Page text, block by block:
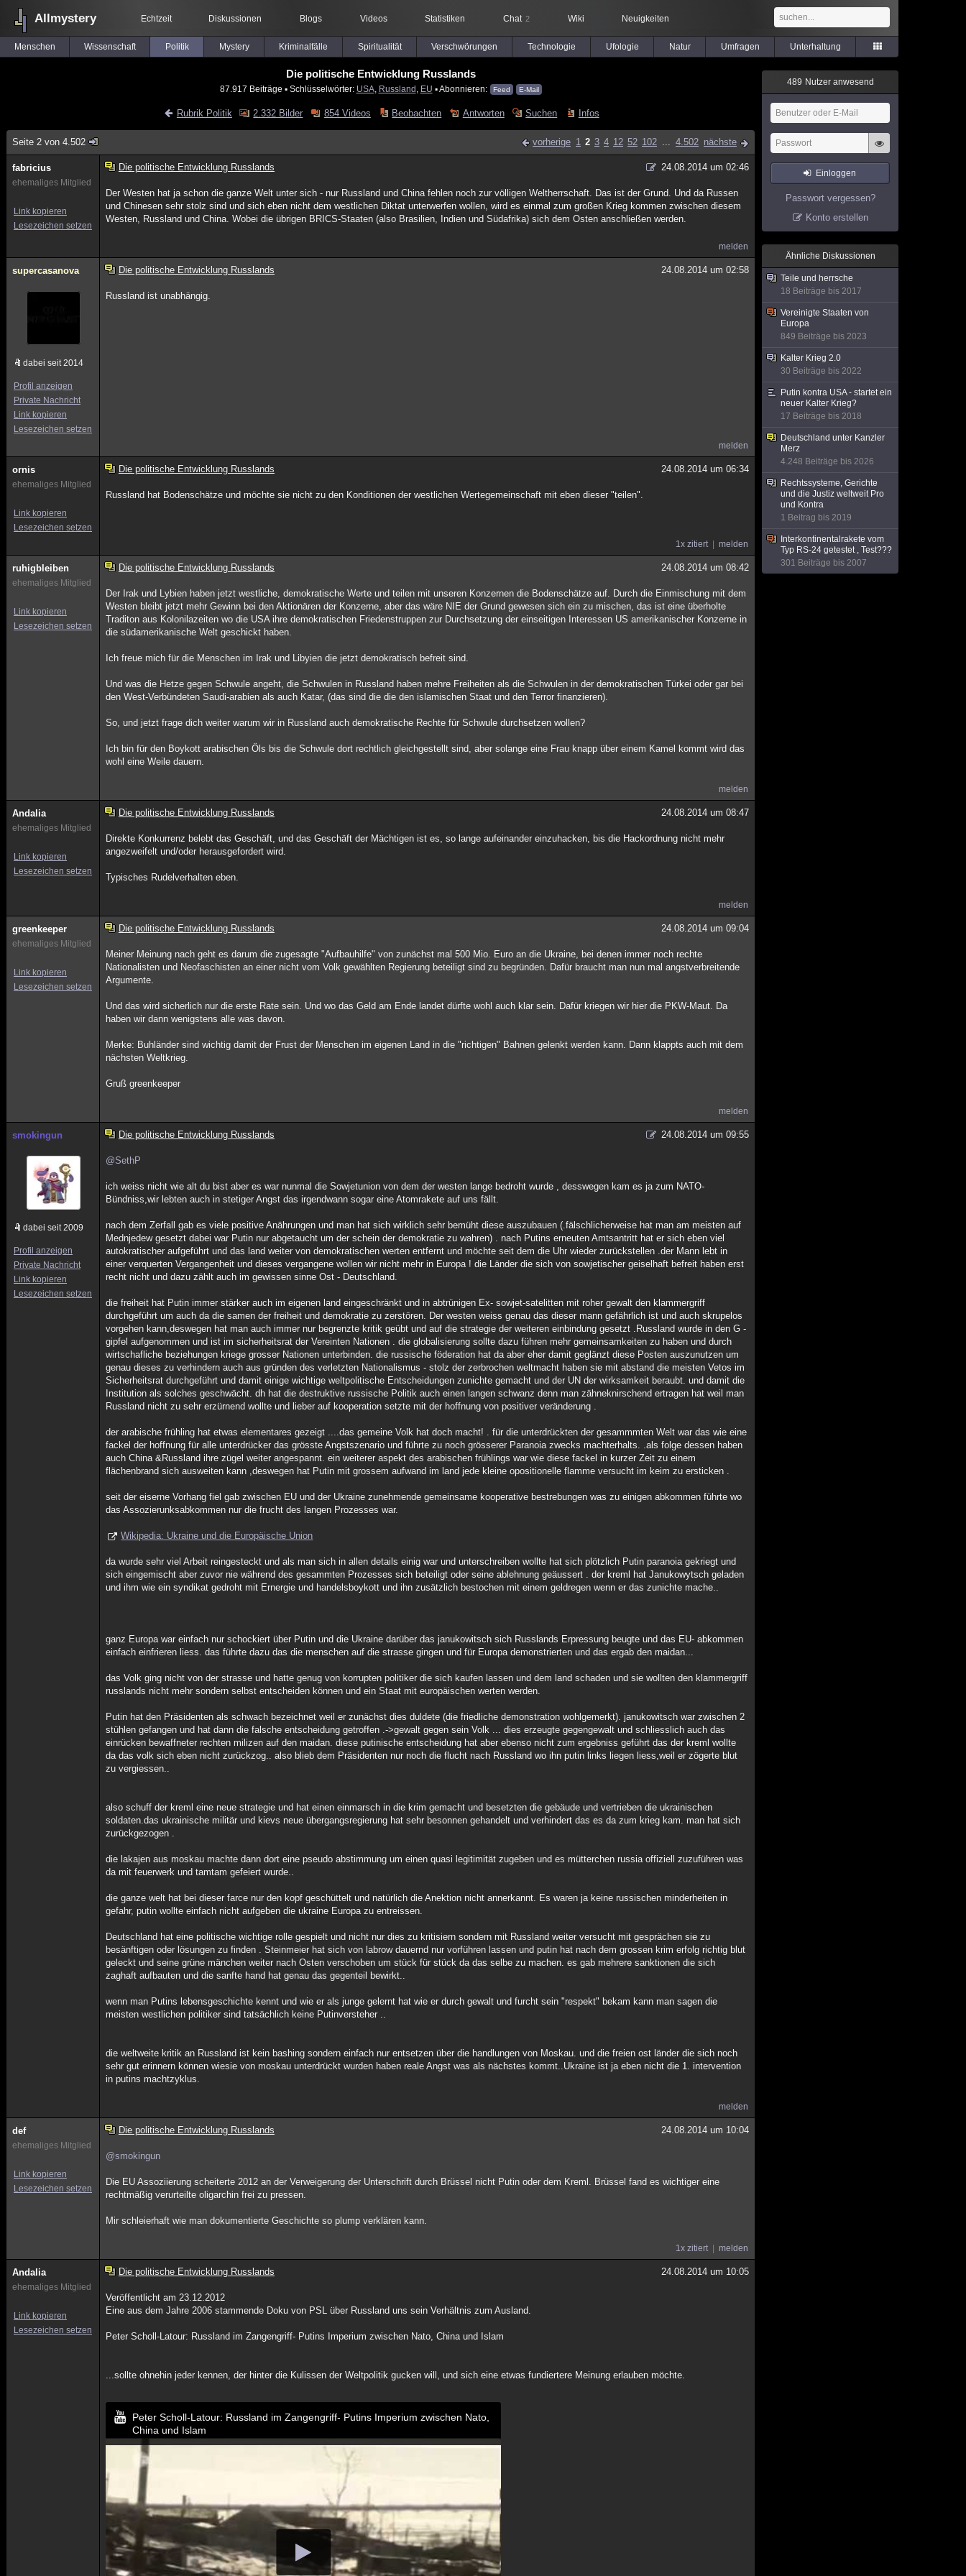
Allmystery Echtzeit Diskussionen Blogs Videos Statistiken Chat 2 Wiki Neuigkeiten
Menschen Wissenschaft Politik Mystery Kriminalfälle Spiritualität Verschwörungen Technologie Ufologie Natur Umfragen Unterhaltung
Die politische Entwicklung Russlands
87.917 Beiträge ▪ Schlüsselwörter: USA, Russland EU ▪ Abonnieren: Feed E-Mail
Rubrik Politik 2.332 Bilder 854 Videos Beobachten Antworten Suchen Infos
Seite 2 von 4.502 vorherige 1 2 3 4 12 52 102 ... 4.502 nächste
fabricius
ehemaliges Mitglied
Link kopieren
Lesezeichen setzen
Die politische Entwicklung Russlands 24.08.2014 um 02:46
Der Westen hat ja schon die ganze Welt unter sich - nur Russland und China fehlen noch zur völligen Weltherrschaft. Das ist der Grund. Und da Russen
und Chinesen sehr stolz sind und sich eben nicht dem westlichen Diktat unterwerfen wollen, wird es einmal zum großen Krieg kommen zwischen diesem
Westen, Russland und China. Wobei die übrigen BRICS-Staaten (also Brasilien, Indien und Südafrika) sich dem Osten anschließen werden.
melden
supercasanova
dabei seit 2014
Profil anzeigen
Private Nachricht
Link kopieren
Lesezeichen setzen
Die politische Entwicklung Russlands 24.08.2014 um 02:58
Russland ist unabhängig.
melden
ornis
ehemaliges Mitglied
Link kopieren
Lesezeichen setzen
Die politische Entwicklung Russlands 24.08.2014 um 06:34
Russland hat Bodenschätze und möchte sie nicht zu den Konditionen der westlichen Wertegemeinschaft mit eben dieser "teilen".
1x zitiert melden
ruhigbleiben
ehemaliges Mitglied
Link kopieren
Lesezeichen setzen
Die politische Entwicklung Russlands 24.08.2014 um 08:42
Der Irak und Lybien haben jetzt westliche, demokratische Werte und teilen mit unseren Konzernen die Bodenschätze auf. Durch die Einmischung mit dem
Westen bleibt jetzt mehr Gewinn bei den Aktionären der Konzerne, aber das wäre NIE der Grund gewesen sich ein zu mischen, das ist eine überholte
Traditon aus Kolonilazeiten wo die USA ihre demokratischen Friedenstruppen zur Durchsetzung der einseitigen Interessen US amerikanischer Konzerne in
die südamerikanische Welt geschickt haben.
Ich freue mich für die Menschen im Irak und Libyien die jetzt demokratisch befreit sind.
Und was die Hetze gegen Schwule angeht, die Schwulen in Russland haben mehre Freiheiten als die Schwulen in der demokratischen Türkei oder gar bei
den West-Verbündeten Saudi-arabien als auch Katar, (das sind die die den islamischen Staat und den Terror finanzieren).
So, und jetzt frage dich weiter warum wir in Russland auch demokratische Rechte für Schwule durchsetzen wollen?
Ich bin für den Boykott arabischen Öls bis die Schwule dort rechtlich gleichgestellt sind, aber solange eine Frau knapp über einem Kamel kommt wird das
wohl eine Weile dauern.
melden
Andalia
ehemaliges Mitglied
Link kopieren
Lesezeichen setzen
Die politische Entwicklung Russlands 24.08.2014 um 08:47
Direkte Konkurrenz belebt das Geschäft, und das Geschäft der Mächtigen ist es, so lange aufeinander einzuhacken, bis die Hackordnung nicht mehr
angezweifelt und/oder herausgefordert wird.
Typisches Rudelverhalten eben.
melden
greenkeeper
ehemaliges Mitglied
Link kopieren
Lesezeichen setzen
Die politische Entwicklung Russlands 24.08.2014 um 09:04
Meiner Meinung nach geht es darum die zugesagte "Aufbauhilfe" von zunächst mal 500 Mio. Euro an die Ukraine, bei denen immer noch rechte
Nationalisten und Neofaschisten an einer nicht vom Volk gewählten Regierung beteiligt sind zu begründen. Dafür braucht man nun mal angstverbreitende
Argumente.
Und das wird sicherlich nur die erste Rate sein. Und wo das Geld am Ende landet dürfte wohl auch klar sein. Dafür kriegen wir hier die PKW-Maut. Da
haben wir dann wenigstens alle was davon.
Merke: Buhländer sind wichtig damit der Frust der Menschen im eigenen Land in die "richtigen" Bahnen gelenkt werden kann. Dann klappts auch mit dem
nächsten Weltkrieg.
Gruß greenkeeper
melden
smokingun
dabei seit 2009
Profil anzeigen
Private Nachricht
Link kopieren
Lesezeichen setzen
Die politische Entwicklung Russlands 24.08.2014 um 09:55
@SethP
ich weiss nicht wie alt du bist aber es war nunmal die Sowjetunion von dem der westen lange bedroht wurde , desswegen kam es ja zum NATO-
Bündniss,wir lebten auch in stetiger Angst das irgendwann sogar eine Atomrakete auf uns fällt.
nach dem Zerfall gab es viele positive Anährungen und man hat sich wirklich sehr bemüht diese auszubauen (.fälschlicherweise hat man am meisten auf
Mednjedew gesetzt dabei war Putin nur abgetaucht um der schein der demokratie zu wahren) . nach Putins erneuten Amtsantritt hat er sich eben viel
autokratischer aufgeführt und das land weiter von demokratischen werten entfernt und möchte seit dem die Uhr wieder zurückstellen .der Mann lebt in
einer verquerten Vergangenheit und dieses vergangene wollen wir nicht mehr in Europa ! die Länder die sich von sowjetischer geiselhaft befreit haben erst
recht nicht und dazu zählt auch im gewissen sinne Ost - Deutschland.
die freiheit hat Putin immer stärker auch im eigenen land eingeschränkt und in abtrünigen Ex- sowjet-satelitten mit roher gewalt den klammergriff
durchgeführt um auch da die samen der freiheit und demokratie zu zerstören. Der westen weiss genau das dieser mann gefährlich ist und auch skrupelos
vorgehen kann,deswegen hat man auch immer nur begrenzte kritik geübt und auf die strategie der weiteren einbindung gesetzt .Russland wurde in den G -
gipfel aufgenommen und ist im sicherheitsrat der Vereinten Nationen . die globalisierung sollte dazu führen mehr gemeinsamkeiten zu haben und durch
wirtschafliche beziehungen kriege grosser Nationen unterbinden. die russische föderation hat da aber eher damit geglänzt diese Posten auszunutzen um
genau dieses zu verhindern auch aus gründen des verletzten Nationalismus - stolz der zerbrochen weltmacht haben sie mit abstand die meisten Vetos im
Sicherheitsrat durchgeführt und damit einige wichtige weltpolitische Entscheidungen zunichte gemacht und der UN der wirksamkeit beraubt. und damit die
Institution als solches geschwächt. dh hat die destruktive russische Politik auch einen langen schwanz denn man zähneknirschend ertragen hat weil man
Russland nicht zu sehr erzürnend wollte und lieber auf kooperation setzte mit der hoffnung von positiver veränderung .
der arabische frühling hat etwas elementares gezeigt ....das gemeine Volk hat doch macht! . für die unterdrückten der gesammmten Welt war das wie eine
fackel der hoffnung für alle unterdrücker das grösste Angstszenario und führte zu noch grösserer Paranoia zwecks machterhalts. .als folge dessen haben
auch China &Russland ihre zügel weiter angespannt. ein weiterer aspekt des arabischen frühlings war wie diese fackel in kurzer Zeit zu einem
flächenbrand sich ausweiten kann ,deswegen hat Putin mit grossem aufwand im land jede kleine opositionelle flamme versucht im keim zu ersticken .
seit der eiserne Vorhang fiel gab zwischen EU und der Ukraine zunehmende gemeinsame kooperative bestrebungen was zu einigen abkommen führte wo
das Assozierunksabkommen nur die frucht des langen Prozesses war.
Wikipedia: Ukraine und die Europäische Union
da wurde sehr viel Arbeit reingesteckt und als man sich in allen details einig war und unterschreiben wollte hat sich plötzlich Putin paranoia gekriegt und
sich eingemischt aber zuvor nie während des gesammten Prozesses sich beteiligt oder seine ablehnung geäussert . der kreml hat Janukowytsch geladen
und ihm wie ein syndikat gedroht mit Ernergie und handelsboykott und ihn zusätzlich bestochen mit einem geldregen wenn er das zunichte mache..
ganz Europa war einfach nur schockiert über Putin und die Ukraine darüber das janukowitsch sich Russlands Erpressung beugte und das EU- abkommen
einfach einfrieren liess. das führte dazu das die menschen auf die strasse gingen und für Europa demonstrierten und das ergab den maidan...
das Volk ging nicht von der strasse und hatte genug von korrupten politiker die sich kaufen lassen und dem land schaden und sie wollten den klammergriff
russlands nicht mehr sondern selbst entscheiden können und ein Staat mit europäischen werten werden.
Putin hat den Präsidenten als schwach bezeichnet weil er zunächst dies duldete (die friedliche demonstration wohlgemerkt). janukowitsch war zwischen 2
stühlen gefangen und hat dann die falsche entscheidung getroffen .->gewalt gegen sein Volk ... dies erzeugte gegengewalt und schliesslich auch das
einrücken bewaffneter rechten milizen auf den maidan. diese putinische entscheidung hat aber ebenso nicht zum ergebniss geführt das der kreml wollte
da das volk sich eben nicht zurückzog.. also blieb dem Präsidenten nur noch die flucht nach Russland wo ihn putin links liegen liess,weil er zögerte blut
zu vergiessen..
also schuff der kreml eine neue strategie und hat einen einmarsch in die krim gemacht und besetzten die gebäude und vertrieben die ukrainischen
soldaten.das ukrainische militär und kievs neue übergangsregierung hat sehr besonnen gehandelt und verhindert das es da zum krieg kam. man hat sich
zurückgezogen .
die lakajen aus moskau machte dann dort eine pseudo abstimmung um einen quasi legitimität zugeben und es mütterchen russia offiziell zuzuführen was
da mit feuerwerk und tamtam gefeiert wurde..
die ganze welt hat bei dieser farce nur den kopf geschüttelt und natürlich die Anektion nicht annerkannt. Es waren ja keine russischen minderheiten in
gefahr, putin wollte einfach nicht aufgeben die ukraine Europa zu entreissen.
Deutschland hat eine politische wichtige rolle gespielt und nicht nur dies zu kritisiern sondern mit Russland weiter versucht mit gesprächen sie zu
besänftigen oder lösungen zu finden . Steinmeier hat sich von labrow dauernd nur vorführen lassen und putin hat nach dem grossen krim erfolg richtig blut
geleckt und seine grüne mänchen weiter nach Osten verschoben um stück für stück da das selbe zu machen. es gab mehrere sanktionen die sich
zaghaft aufbauten und die sanfte hand hat genau das gegenteil bewirkt..
wenn man Putins lebensgeschichte kennt und wie er als junge gelernt hat wie er durch gewalt und furcht sein "respekt" bekam kann man sagen die
meisten westlichen politiker sind tatsächlich keine Putinversteher ..
die weltweite kritik an Russland ist kein bashing sondern einfach nur entsetzen über die handlungen von Moskau. und die freien ost länder die sich noch
sehr gut erinnern können wiesie von moskau unterdrückt wurden haben reale Angst was als nächstes kommt..Ukraine ist ja eben nicht die 1. intervention
in putins machtzyklus.
melden
def
ehemaliges Mitglied
Link kopieren
Lesezeichen setzen
Die politische Entwicklung Russlands 24.08.2014 um 10:04
@smokingun
Die EU Assoziierung scheiterte 2012 an der Verweigerung der Unterschrift durch Brüssel nicht Putin oder dem Kreml. Brüssel fand es wichtiger eine
rechtmäßig verurteilte oligarchin frei zu pressen.
Mir schleierhaft wie man dokumentierte Geschichte so plump verklären kann.
1x zitiert melden
Andalia
ehemaliges Mitglied
Link kopieren
Lesezeichen setzen
Die politische Entwicklung Russlands 24.08.2014 um 10:05
Veröffentlicht am 23.12.2012
Eine aus dem Jahre 2006 stammende Doku von PSL über Russland uns sein Verhältnis zum Ausland.
Peter Scholl-Latour: Russland im Zangengriff- Putins Imperium zwischen Nato, China und Islam
...sollte ohnehin jeder kennen, der hinter die Kulissen der Weltpolitik gucken will, und sich eine etwas fundiertere Meinung erlauben möchte.
Peter Scholl-Latour: Russland im Zangengriff- Putins Imperium zwischen Nato,
China und Islam
489 Nutzer anwesend
Einloggen
Passwort vergessen?
Konto erstellen
Ähnliche Diskussionen
Teile und herrsche
18 Beiträge bis 2017
Vereinigte Staaten von
Europa
849 Beiträge bis 2023
Kalter Krieg 2.0
30 Beiträge bis 2022
Putin kontra USA - startet ein
neuer Kalter Krieg?
17 Beiträge bis 2018
Deutschland unter Kanzler
Merz
4.248 Beiträge bis 2026
Rechtssysteme, Gerichte
und die Justiz weltweit Pro
und Kontra
1 Beitrag bis 2019
Interkontinentalrakete vom
Typ RS-24 getestet , Test???
301 Beiträge bis 2007